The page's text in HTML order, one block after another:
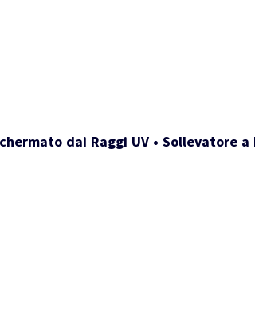
dai Raggi UV • Sollevatore